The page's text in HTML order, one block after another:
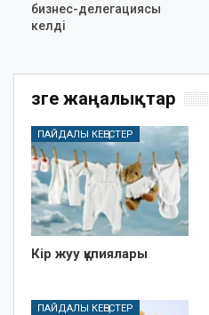
бизнес-делегациясы
келді
Өзге жаңалықтар
ПАЙДАЛЫ КЕҢЕСТЕР
Кір жуу құпиялары
ПАЙДАЛЫ КЕҢЕСТЕР